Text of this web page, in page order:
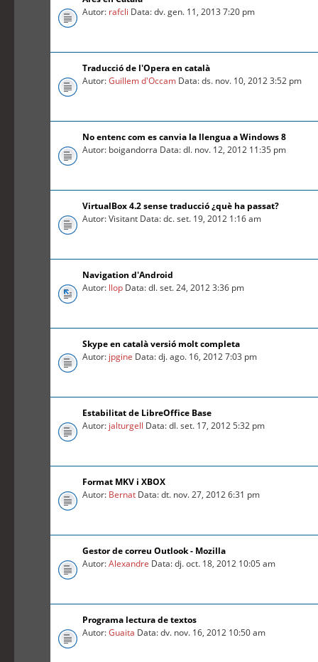
Autor: rafcli Data: dv. gen. 11, 2013 7:20 pm
Traducció de l'Opera en català
Autor:Guillem d'Occam Data: ds. nov. 10, 2012 3:52 pm
No entenc com es canvia la llengua a Windows 8
Autor: boigandorra Data: dl. nov. 12, 2012 11:35 pm
VirtualBox 4.2 sense traducció ¿què ha passat?
Autor: Visitant Data: dc. set. 19, 2012 1:16 am
Navigation d'Android
Autor: llop Data: dl. set. 24, 2012 3:36 pm
Skype en català versió molt completa
Autor: jpgine Data: dj. ago. 16, 2012 7:03 pm
Estabilitat de LibreOffice Base
Autor: jalturgell Data: dl. set. 17, 2012 5:32 pm
Format MKV i XBOX
Autor: Bernat Data: dt. nov. 27, 2012 6:31 pm
Gestor de correu Outlook - Mozilla
Autor:Alexandre Data: dj. oct. 18, 2012 10:05 am
Programa lectura de textos
Autor:Guaita Data: dv. nov. 16, 2012 10:50 am